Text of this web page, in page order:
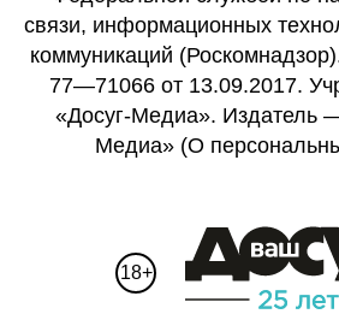
связи, информационных
коммуникаций
77—71066 от 13.09.2017.
«Досуг-Медиа». Издатель
Медиа» (О
18+